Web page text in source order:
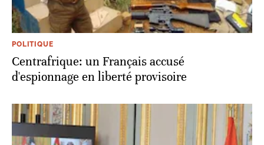
POLITIQUE
Centrafrique: un Français accusé
d'espionnage en liberté provisoire